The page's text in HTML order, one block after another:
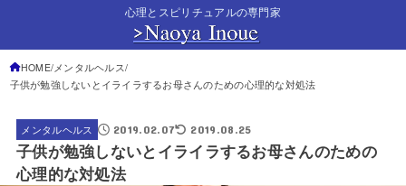
心理とスピリチュアルの専門家
HOME メンタルヘルス
子供が勉強しないとイライラするお母さんのための心理的な対処法
メンタルヘルス 2019.02.07 2019.08.25
子供が勉強しないとイライラするお母さんのための
心理的な対処法